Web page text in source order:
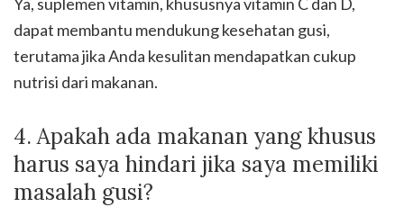
dapat membantu mendukung kesehatan gusi,
terutama jika Anda kesulitan mendapatkan cukup
nutrisi dari makanan.
4. Apakah ada makanan yang khusus
harus saya hindari jika saya memiliki
masalah gusi?